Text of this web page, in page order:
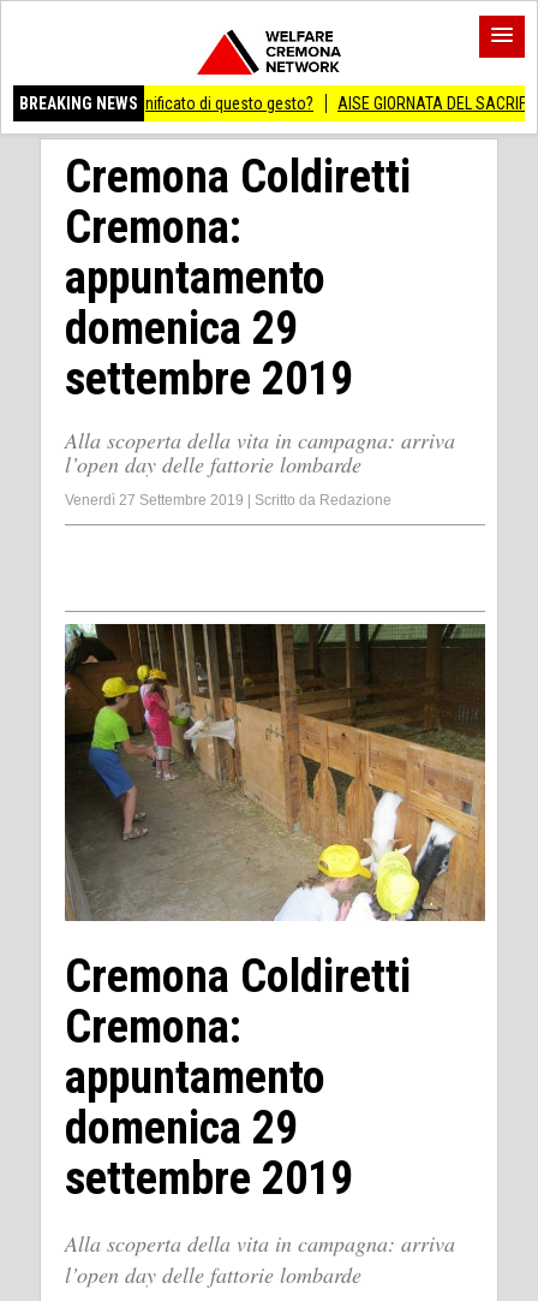
BREAKING NEWS
significato di questo gesto? AISE GIORNATA DEL SACRIFICIO DEL
Cremona Coldiretti
Cremona:
appuntamento
domenica 29
settembre 2019
Alla scoperta della vita in campagna: arriva
l’open day delle fattorie lombarde
Venerdì 27 Settembre 2019 Scritto da Redazione
Cremona Coldiretti
Cremona:
appuntamento
domenica 29
settembre 2019
Alla scoperta della vita in campagna: arriva
l’open day delle fattorie lombarde